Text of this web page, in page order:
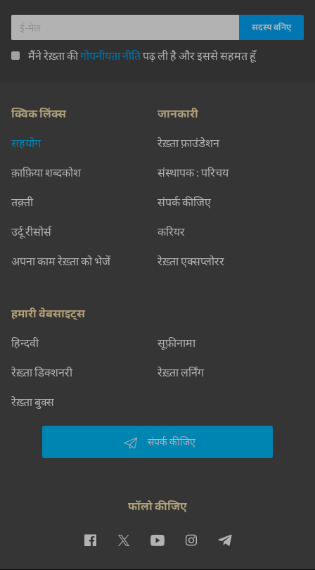
मैंने रेख़्ता कीगोपनीयता नीतिपढ़ ली है और इससे सहमत हूँ
क्विक लिंक्स
सहयोग
क़ाफ़िया शब्दकोश
तक़्ती
उर्दू रीसोर्स
अपना काम रेख़्ता को भेजें
जानकारी
रेख़्ता फ़ाउंडेशन
संस्थापक : परिचय
संपर्क कीजिए
करियर
रेख़्ता एक्सप्लोरर
हमारी वेबसाइट्स
हिन्दवी सूफ़ीनामा
रेख़्ता डिक्शनरी रेख़्ता लर्निंग
रेख़्ता बुक्स
संपर्क कीजिए
फॉलो कीजिए